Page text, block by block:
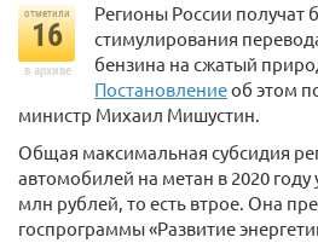
отметили
16
в архиве
Регионы России получат
стимулирования
бензина на сжатый
Постановлениеоб этом
министр Михаил Мишустин.
Общая максимальная субсидия
автомобилей на метан в 2020 году
млн рублей, то есть втрое. Она
госпрограммы «Развитие